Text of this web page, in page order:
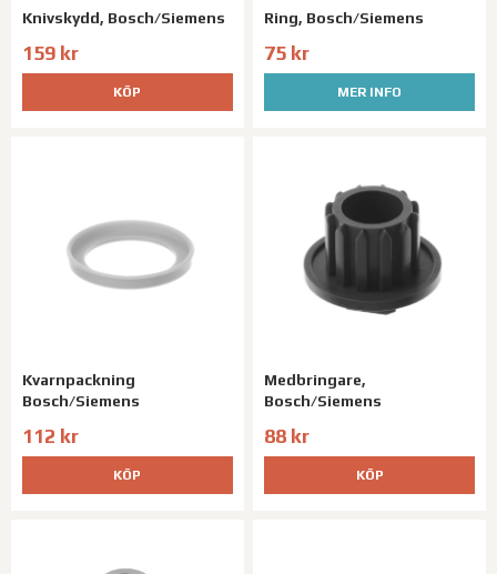
Knivskydd, Bosch/Siemens
159 kr
KÖP
Ring, Bosch/Siemens
75 kr
MER INFO
Kvarnpackning
Bosch/Siemens
112 kr
KÖP
Medbringare,
Bosch/Siemens
88 kr
KÖP